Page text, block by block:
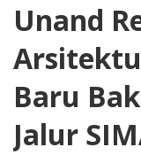
Unand
Baru
Jalur